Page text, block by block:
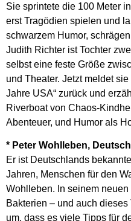
Sie sprintete die 100 Meter
erst Tragödien spielen und
schwarzem Humor,
Judith Richter ist Tochter
selbst eine feste Größe
und Theater. Jetzt meldet
Jahre USA“ zurück und
Riverboat von Chaos-
Abenteuer, und Humor als
* Peter Wohlleben,
Er ist Deutschlands
Jahren, Menschen für den
Wohlleben. In seinem
Bakterien – und auch
um, dass es viele Tipps für